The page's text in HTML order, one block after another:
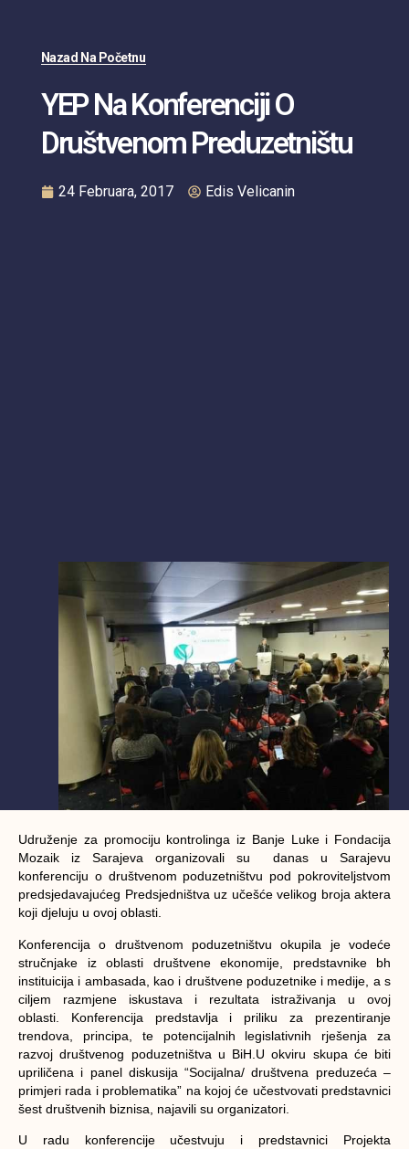
Nazad Na Početnu
YEP Na Konferenciji O
Društvenom Preduzetništu
24 Februara, 2017 Edis Velicanin
Udruženje za promociju kontrolinga iz Banje Luke i Fondacija
Mozaik iz Sarajeva organizovali su danas u Sarajevu
konferenciju o društvenom poduzetništvu pod pokroviteljstvom
predsjedavajućeg Predsjedništva uz učešće velikog broja aktera
koji djeluju u ovoj oblasti.
Konferencija o društvenom poduzetništvu okupila je vodeće
stručnjake iz oblasti društvene ekonomije, predstavnike bh
instituicija i ambasada, kao i društvene poduzetnike i medije, a s
ciljem razmjene iskustava i rezultata istraživanja u ovoj
oblasti. Konferencija predstavlja i priliku za prezentiranje
trendova, principa, te potencijalnih legislativnih rješenja za
razvoj društvenog poduzetništva u BiH.U okviru skupa će biti
upriličena i panel diskusija “Socijalna/ društvena preduzeća –
primjeri rada i problematika” na kojoj će učestvovati predstavnici
šest društvenih biznisa, najavili su organizatori.
U radu konferencije učestvuju i predstavnici Projekta